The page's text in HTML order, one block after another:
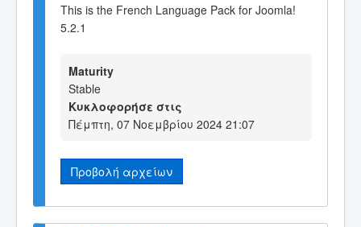
This is the French Language Pack for Joomla!
5.2.1
Maturity
Stable
Κυκλοφορήσε στις
Πέμπτη, 07 Νοεμβρίου 2024 21:07
Προβολή αρχείων